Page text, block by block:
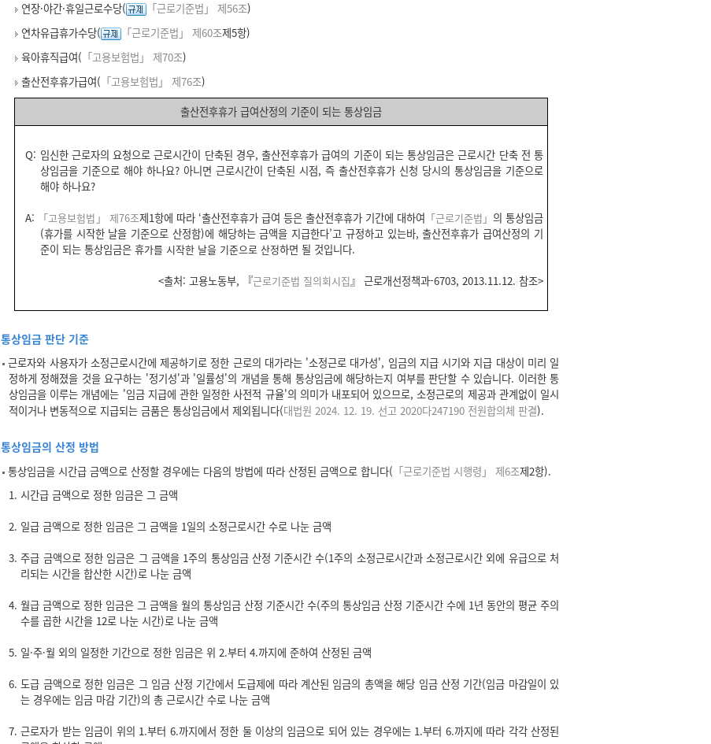
연장·야간·휴일근로수당(
「근로기준법」 제56조)
연차유급휴가수당(
「근로기준법」 제60조제5항)
육아휴직급여( 「고용보험법」 제70조)
출산전후휴가급여( 「고용보험법」 제76조)
출산전후휴가 급여산정의 기준이 되는 통상임금
Q: 임신한 근로자의 요청으로 근로시간이 단축된 경우, 출산전후휴가 급여의 기준이 되는 통상임금은 근로시간 단축 전 통
상임금을 기준으로 해야 하나요? 아니면 근로시간이 단축된 시점, 즉 출산전후휴가 신청 당시의 통상임금을 기준으로
해야 하나요?
A: 「고용보험법」 제76조제1항에 따라 ‘출산전후휴가 급여 등은 출산전후휴가 기간에 대하여 「근로기준법」 의 통상임금
(휴가를 시작한 날을 기준으로 산정함)에 해당하는 금액을 지급한다’고 규정하고 있는바, 출산전후휴가 급여산정의 기
준이 되는 통상임금은 휴가를 시작한 날을 기준으로 산정하면 될 것입니다.
<출처: 고용노동부, 『근로기준법 질의회시집』 근로개선정책과-6703, 2013.11.12. 참조>
통상임금 판단 기준
근로자와 사용자가 소정근로시간에 제공하기로 정한 근로의 대가라는 '소정근로 대가성', 임금의 지급 시기와 지급 대상이 미리 일
정하게 정해졌을 것을 요구하는 '정기성'과 '일률성'의 개념을 통해 통상임금에 해당하는지 여부를 판단할 수 있습니다. 이러한 통
상임금을 이루는 개념에는 '임금 지급에 관한 일정한 사전적 규율'의 의미가 내포되어 있으므로, 소정근로의 제공과 관계없이 일시
적이거나 변동적으로 지급되는 금품은 통상임금에서 제외됩니다(대법원 2024. 12. 19. 선고 2020다247190 전원합의체 판결).
통상임금의 산정 방법
통상임금을 시간급 금액으로 산정할 경우에는 다음의 방법에 따라 산정된 금액으로 합니다( 「근로기준법 시행령」 제6조제2항).
1. 시간급 금액으로 정한 임금은 그 금액
2. 일급 금액으로 정한 임금은 그 금액을 1일의 소정근로시간 수로 나눈 금액
3. 주급 금액으로 정한 임금은 그 금액을 1주의 통상임금 산정 기준시간 수(1주의 소정근로시간과 소정근로시간 외에 유급으로 처
리되는 시간을 합산한 시간)로 나눈 금액
4. 월급 금액으로 정한 임금은 그 금액을 월의 통상임금 산정 기준시간 수(주의 통상임금 산정 기준시간 수에 1년 동안의 평균 주의
수를 곱한 시간을 12로 나눈 시간)로 나눈 금액
5. 일·주·월 외의 일정한 기간으로 정한 임금은 위 2.부터 4.까지에 준하여 산정된 금액
6. 도급 금액으로 정한 임금은 그 임금 산정 기간에서 도급제에 따라 계산된 임금의 총액을 해당 임금 산정 기간(임금 마감일이 있
는 경우에는 임금 마감 기간)의 총 근로시간 수로 나눈 금액
7. 근로자가 받는 임금이 위의 1.부터 6.까지에서 정한 둘 이상의 임금으로 되어 있는 경우에는 1.부터 6.까지에 따라 각각 산정된